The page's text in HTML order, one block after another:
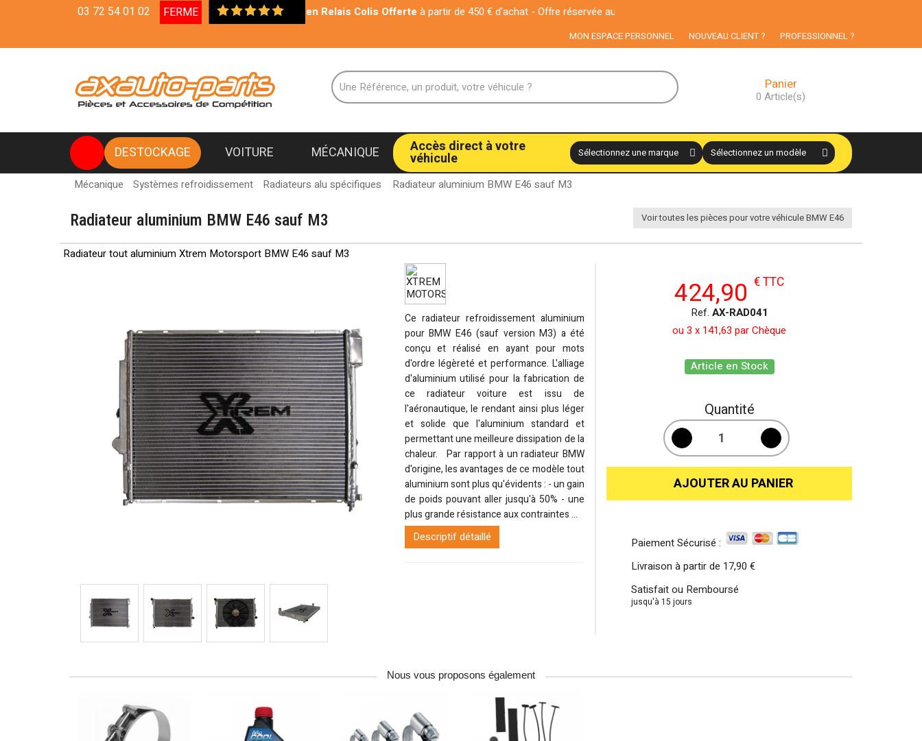
03 72 54 01 02 FERMELivraison en Relais Colis Offerteà partir de 450 € d'achat - Offre réservée aux particuliers
MON ESPACE PERSONNEL NOUVEAU CLIENT ? PROFESSIONNEL ?
Panier
0 Article(s)
DESTOCKAGE VOITURE MÉCANIQUE Accès direct à votre
véhicule
Mécanique Systèmes refroidissement Radiateurs alu spécifiques Radiateur aluminium BMW E46 sauf M3
Radiateur aluminium BMW E46 sauf M3 Voir toutes les pièces pour votre véhicule BMW E46
Radiateur tout aluminium Xtrem Motorsport BMW E46 sauf M3
Ce radiateur refroidissement aluminium
pour BMW E46 (sauf version M3) a été
conçu et réalisé en ayant pour mots
d'ordre légèreté et performance. L'alliage
d'aluminium utilisé pour la fabrication de
ce radiateur voiture est issu de
l'aéronautique, le rendant ainsi plus léger
et solide que l'aluminium standard et
permettant une meilleure dissipation de la
chaleur. Par rapport à un radiateur BMW
d'origine, les avantages de ce modèle tout
aluminium sont plus qu'évidents : - un gain
de poids pouvant aller jusqu'à 50% - une
plus grande résistance aux contraintes ...
Descriptif détaillé
424,90 € TTC
Ref. AX-RAD041
ou 3 x 141,63 par Chèque
Article en Stock
Quantité
AJOUTER AU PANIER
Paiement Sécurisé :
Livraison à partir de 17,90 €
Satisfait ou Remboursé
jusqu'à 15 jours
Nous vous proposons également